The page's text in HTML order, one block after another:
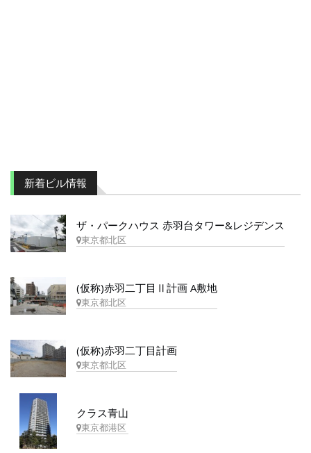
新着ビル情報
ザ・パークハウス 赤羽台タワー&レジデンス
東京都北区
(仮称)赤羽二丁目Ⅱ計画 A敷地
東京都北区
(仮称)赤羽二丁目計画
東京都北区
クラス青山
東京都港区